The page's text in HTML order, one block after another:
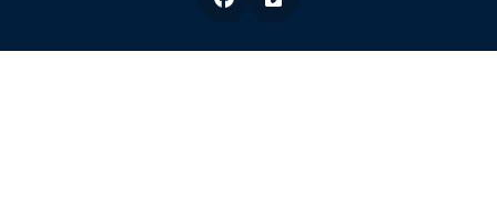
Facebook
Vimeo